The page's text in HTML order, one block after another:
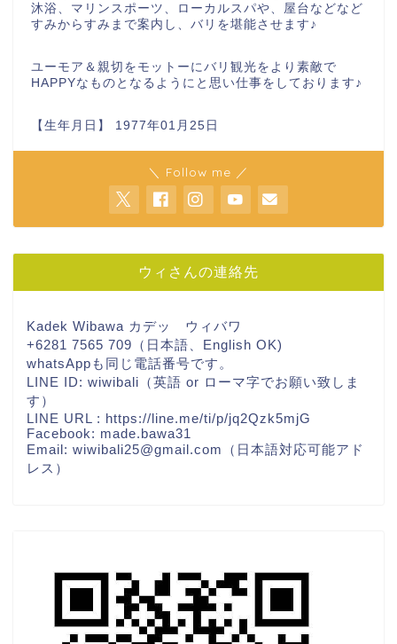
沐浴、マリンスポーツ、ローカルスパや、屋台などなど
すみからすみまで案内し、バリを堪能させます♪
ユーモア＆親切をモットーにバリ観光をより素敵で
HAPPYなものとなるようにと思い仕事をしております♪
【生年月日】 1977年01月25日
＼ Follow me ／
ウィさんの連絡先
Kadek Wibawa カデッ ウィバワ
+6281 7565 709（日本語、English OK)
whatsAppも同じ電話番号です。
LINE ID: wiwibali（英語 or ローマ字でお願い致しま
す）
LINE URL : https://line.me/ti/p/jq2Qzk5mjG
Facebook: made.bawa31
Email: wiwibali25@gmail.com（日本語対応可能アド
レス）